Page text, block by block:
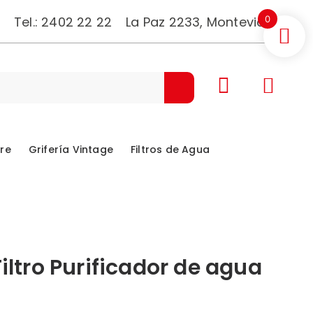
Tel.: 2402 22 22 La Paz 2233, Montevideo.
Grifería Vintage Filtros de Agua
Purificador de agua
0